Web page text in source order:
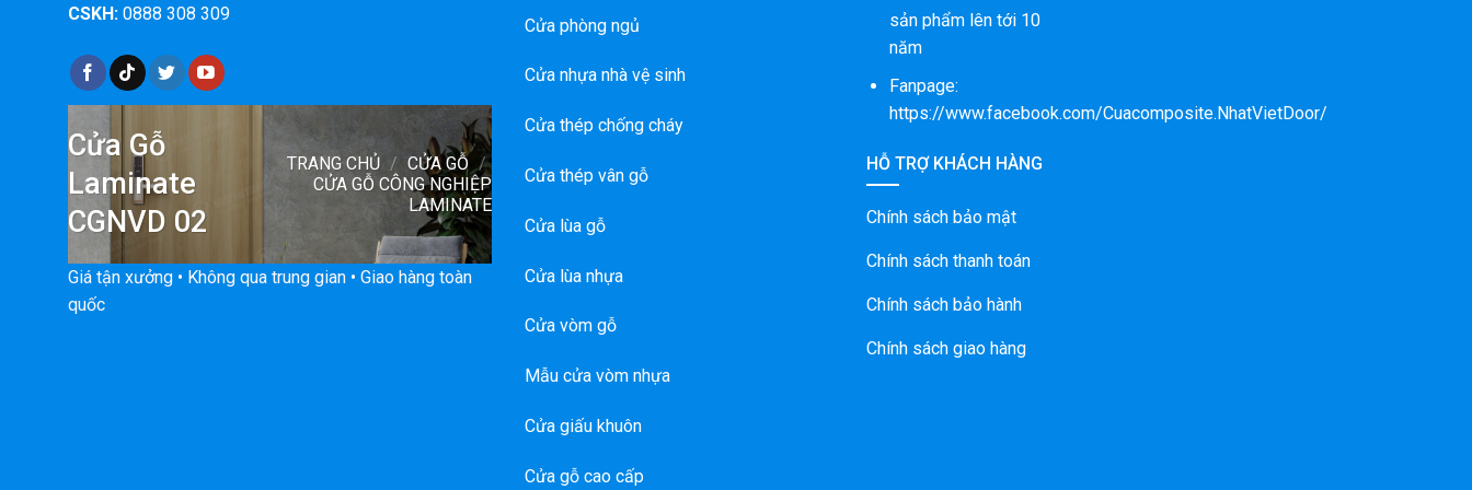
CSKH: 0888 308 309
Cửa Gỗ
Laminate
CGNVD 02
TRANG CHỦ / CỬA GỖ /
CỬA GỖ CÔNG NGHIỆP
LAMINATE
Giá tận xưởng • Không qua trung gian • Giao hàng toàn
quốc
Cửa phòng ngủ
Cửa nhựa nhà vệ sinh
Cửa thép chống cháy
Cửa thép vân gỗ
Cửa lùa gỗ
Cửa lùa nhựa
Cửa vòm gỗ
Mẫu cửa vòm nhựa
Cửa giấu khuôn
Cửa gỗ cao cấp
sản phẩm lên tới 10
năm
Fanpage:
https://www.facebook.com/Cuacomposite.NhatVietDoor/
HỖ TRỢ KHÁCH HÀNG
Chính sách bảo mật
Chính sách thanh toán
Chính sách bảo hành
Chính sách giao hàng